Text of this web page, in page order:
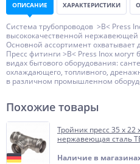
ОПИСАНИЕ ХАРАКТЕРИСТИКИ
Система трубопроводов >B< Press
высококачественной нержавеющей
Основной ассортимент охватывает
Пресс фитинги >B< Press Inox
видах бытового оборудования:
охлаждающего, топливного,
в различном промышленном
Похожие товары
Тройник пресс 35 х
нержавеющая сталь
Наличие в